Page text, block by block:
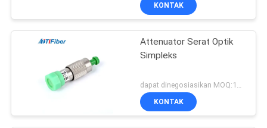
KONTAK
Attenuator Serat Optik
Simpleks
dapat dinegosiasikan MOQ:1000
KONTAK